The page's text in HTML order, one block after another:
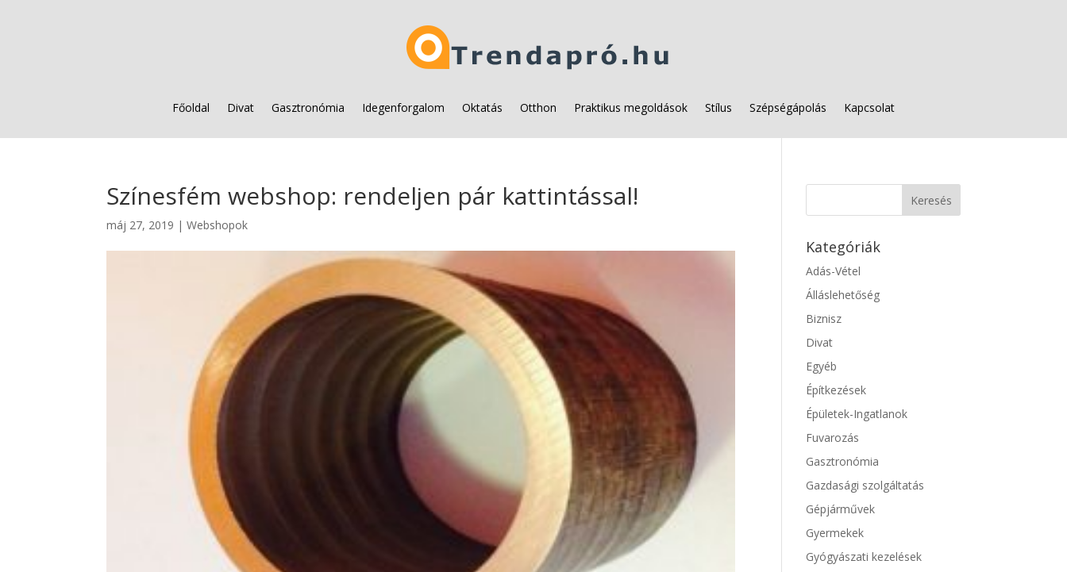
Főoldal Divat Gasztronómia Idegenforgalom Oktatás Otthon Praktikus megoldások Stílus Szépségápolás Kapcsolat
Színesfém webshop: rendeljen pár kattintással!
máj 27, 2019 |Webshopok
Kategóriák
Adás-Vétel
Álláslehetőség
Biznisz
Divat
Egyéb
Építkezések
Épületek-Ingatlanok
Fuvarozás
Gasztronómia
Gazdasági szolgáltatás
Gépjárművek
Gyermekek
Gyógyászati kezelések